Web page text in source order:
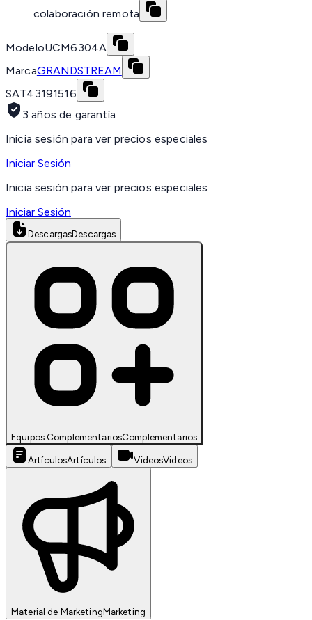
colaboración remota
ModeloUCM6304A
MarcaGRANDSTREAM
SAT43191516
3 años de garantía
Inicia sesión para ver precios especiales
Iniciar Sesión
Inicia sesión para ver precios especiales
Iniciar Sesión
DescargasDescargas
Equipos ComplementariosComplementarios
ArtículosArtículos VideosVideos
Material de MarketingMarketing